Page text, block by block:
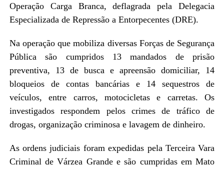
Operação Carga Branca, deflagrada pela Delegacia
Especializada de Repressão a Entorpecentes (DRE).
Na operação que mobiliza diversas Forças de Segurança
Pública são cumpridos 13 mandados de prisão
preventiva, 13 de busca e apreensão domiciliar, 14
bloqueios de contas bancárias e 14 sequestros de
veículos, entre carros, motocicletas e carretas. Os
investigados respondem pelos crimes de tráfico de
drogas, organização criminosa e lavagem de dinheiro.
As ordens judiciais foram expedidas pela Terceira Vara
Criminal de Várzea Grande e são cumpridas em Mato